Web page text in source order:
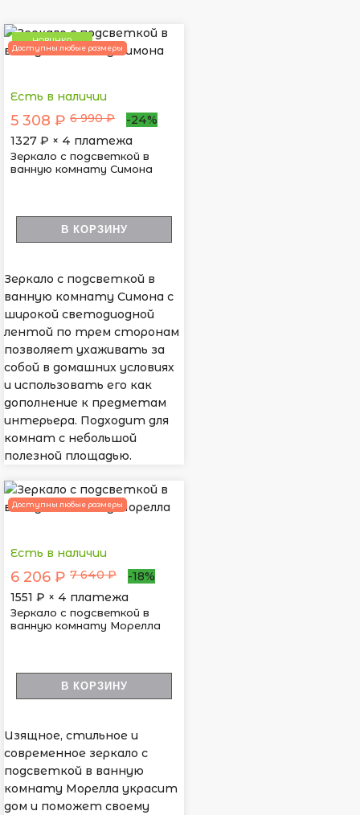
НОВИНКА
Доступны любые размеры
Есть в наличии
5 308 ₽ 6 990 ₽
-24%
1327 ₽ × 4 платежа
Зеркало с подсветкой в
ванную комнату Симона
В КОРЗИНУ
Зеркало с подсветкой в
ванную комнату Симона с
широкой светодиодной
лентой по трем сторонам
позволяет ухаживать за
собой в домашних условиях
и использовать его как
дополнение к предметам
интерьера. Подходит для
комнат с небольшой
полезной площадью.
Доступны любые размеры
Есть в наличии
6 206 ₽ 7 640 ₽
-18%
1551 ₽ × 4 платежа
Зеркало с подсветкой в
ванную комнату Морелла
В КОРЗИНУ
Изящное, стильное и
современное зеркало с
подсветкой в ванную
комнату Морелла украсит
дом и поможет своему